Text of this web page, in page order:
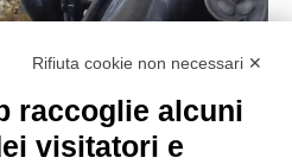
Rifiuta cookie non necessari ✕
raccoglie alcuni
visitatori e